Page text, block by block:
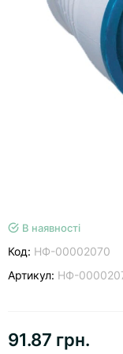
В наявності
Код: НФ-00002070
Артикул: НФ-
91.87 грн.